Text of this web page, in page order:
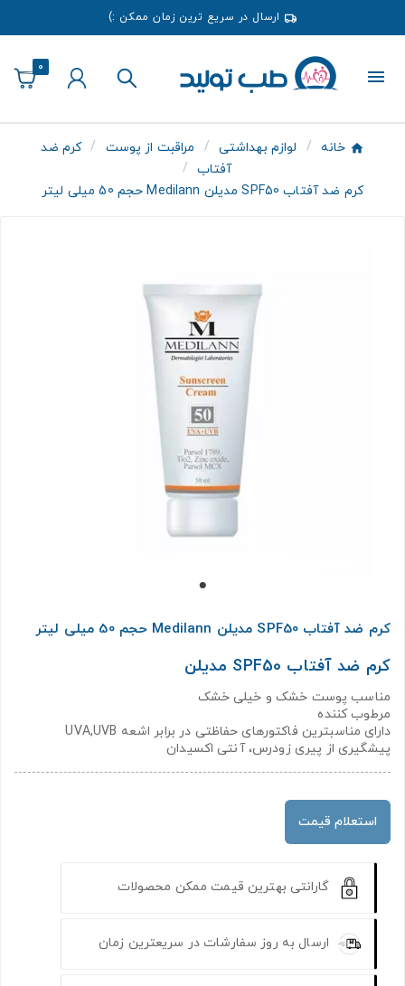
ارسال در سریع ترین زمان ممکن :)
0
خانه لوازم بهداشتی مراقبت از پوست
کرم ضد
آفتاب
کرم ضد آفتاب SPF50 مدیلن Medilann حجم 50 میلی لیتر
کرم ضد آفتاب SPF50 مدیلن Medilann حجم 50 میلی لیتر
کرم ضد آفتاب SPF50 مدیلن
مناسب پوست خشک و خیلی خشک
مرطوب کننده
دارای مناسبترین فاکتورهای حفاظتی در برابر اشعه UVA,UVB
پیشگیری از پیری زودرس، آنتی اکسیدان
استعلام قیمت
گارانتی بهترین قیمت ممکن محصولات
ارسال به روز سفارشات در سریعترین زمان